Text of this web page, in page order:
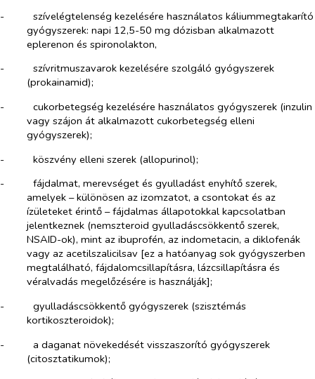
-​
szívelégtelenség kezelésére használatos káliummegtakarító
gyógyszerek: napi 12,5-50 mg dózisban alkalmazott
eplerenon és spironolakton,
-​
szívritmuszavarok kezelésére szolgáló gyógyszerek
(prokainamid);
-​
cukorbetegség kezelésére használatos gyógyszerek (inzulin
vagy szájon át alkalmazott cukorbetegség elleni
gyógyszerek);
-​
köszvény elleni szerek (allopurinol);
-​
fájdalmat, merevséget és gyulladást enyhítő szerek,
amelyek – különösen az izomzatot, a csontokat és az
ízületeket érintő – fájdalmas állapotokkal kapcsolatban
jelentkeznek (nemszteroid gyulladáscsökkentő szerek,
NSAID-ok), mint az ibuprofén, az indometacin, a diklofenák
vagy az acetilszalicilsav [ez a hatóanyag sok gyógyszerben
megtalálható, fájdalomcsillapításra, lázcsillapításra és
véralvadás megelőzésére is használják];
-​
gyulladáscsökkentő gyógyszerek (szisztémás
kortikoszteroidok);
-​
a daganat növekedését visszaszorító gyógyszerek
(citosztatikumok);